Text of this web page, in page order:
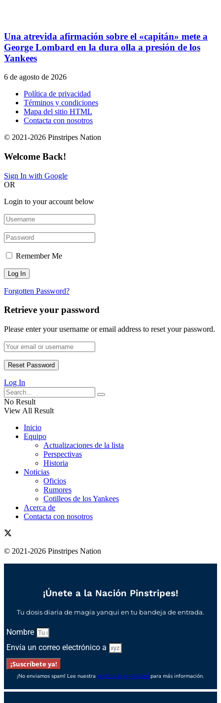
Una atrevida afirmación sobre el «capitán» mete a
George Lombard en la dura olla a presión de los
Yankees
6 de agosto de 2026
Política de privacidad
Términos y condiciones
Mapa del sitio HTML
Contacta con nosotros
© 2021-2026 Pinstripes Nation
Welcome Back!
Sign In with Google
OR
Login to your account below
Remember Me
Forgotten Password?
Retrieve your password
Please enter your username or email address to reset your password.
Log In
No Result
View All Result
Inicio
Equipo
Actualizaciones de la lista
Perspectivas
Historia
Noticias
Oficios
Rumores
Cotilleos de los Yankees
Acerca de
Contacta con nosotros
© 2021-2026 Pinstripes Nation
¡Únete a la Nación Pinstripes!
Tu dosis diaria de magia yanqui en tu bandeja de entrada.
Nombre
Envía un correo electrónico a
¡Suscríbete ya!
¡No enviamos spam! Lee nuestra política de privacidad para más información.